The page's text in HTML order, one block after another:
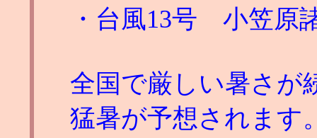
・台風13号 小笠原
全国で厳しい暑さが
猛暑が予想されます